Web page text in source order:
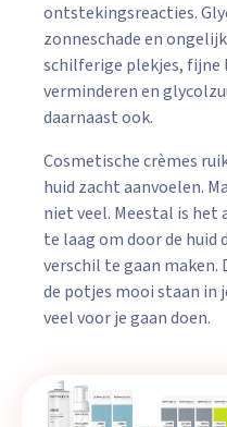
ontstekingsreacties.
zonneschade en
schilferige plekjes,
verminderen en
daarnaast ook.
Cosmetische crèmes
huid zacht aanvoelen.
niet veel. Meestal is het
te laag om door de huid
verschil te gaan maken.
de potjes mooi staan in
veel voor je gaan doen.